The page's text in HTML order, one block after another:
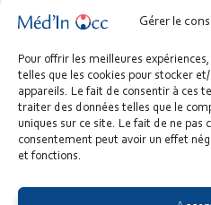
Gérer le
Pour offrir les meilleures
telles que les cookies pour stocker
appareils. Le fait de consentir à ces
traiter des données telles que le
uniques sur ce site. Le fait de ne pas
consentement peut avoir un effet
et fonctions.
02B - Outil - Fiche métier
généraliste.pdf
125.01 KB
Télécharger
médecin généraliste